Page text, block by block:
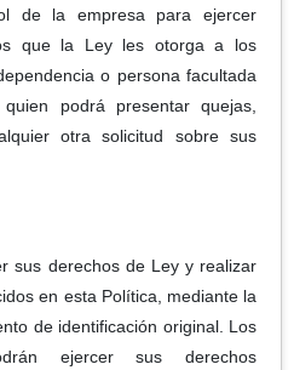
de la empresa para ejercer
que la Ley les otorga a los
o persona facultada
podrá presentar quejas,
otra solicitud sobre sus
sus derechos de Ley y realizar
en esta Política, mediante la
de identificación original. Los
ejercer sus derechos